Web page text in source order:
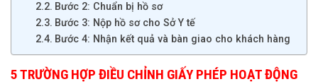
Bước 2: Chuẩn bị hồ sơ
Bước 3: Nộp hồ sơ cho Sở Y tế
Bước 4: Nhận kết quả và bàn giao cho khách hàng
5 TRƯỜNG HỢP ĐIỀU CHỈNH GIẤY PHÉP HOẠT ĐỘNG